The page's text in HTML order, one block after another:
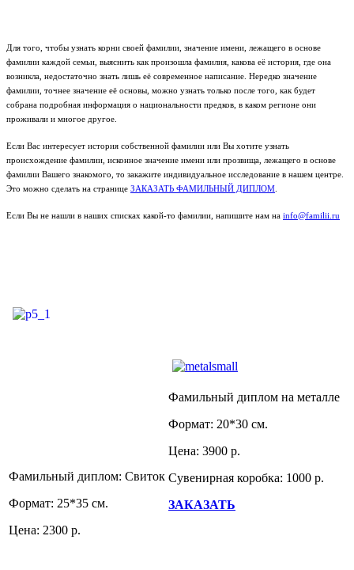
Для того, чтобы узнать корни своей фамилии, значение имени, лежащего в основе
фамилии каждой семьи, выяснить как произошла фамилия, какова её история, где она
возникла, недостаточно знать лишь её современное написание. Нередко значение
фамилии, точнее значение её основы, можно узнать только после того, как будет
собрана подробная информация о национальности предков, в каком регионе они
проживали и многое другое.
Если Вас интересует история собственной фамилии или Вы хотите узнать
происхождение фамилии, исконное значение имени или прозвища, лежащего в основе
фамилии Вашего знакомого, то закажите индивидуальное исследование в нашем центре.
Это можно сделать на странице ЗАКАЗАТЬ ФАМИЛЬНЫЙ ДИПЛОМ
Если Вы не нашли в наших списках какой-то фамилии, напишите нам на info@familii.ru
Фамильный диплом: Свиток
Формат: 25*35 см.
Цена: 2300 р.
Фамильный диплом на металле
Формат: 20*30 см.
Цена: 3900 р.
Сувенирная коробка: 1000 р.
ЗАКАЗАТЬ